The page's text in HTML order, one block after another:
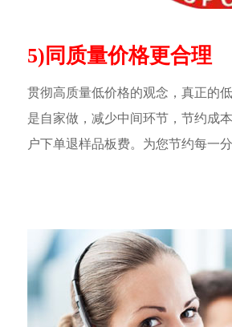
5)同质量价格更合理
贯彻高质量低价格的观念，真正的
是自家做，减少中间环节，节约成
户下单退样品板费。为您节约每一分